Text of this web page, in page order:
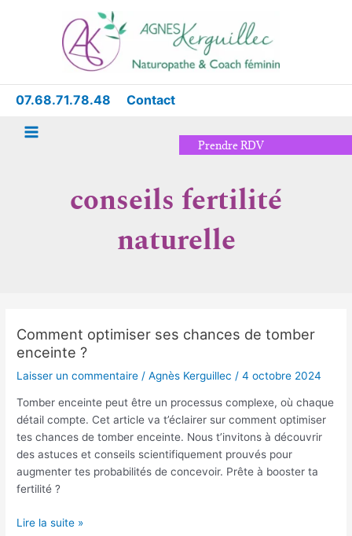
07.68.71.78.48 Contact
Menu
Prendre RDV
conseils fertilité
naturelle
Comment optimiser ses chances de tomber
enceinte ?
Laisser un commentaire /Agnès Kerguillec /4 octobre 2024
Tomber enceinte peut être un processus complexe, où chaque
détail compte. Cet article va t’éclairer sur comment optimiser
tes chances de tomber enceinte. Nous t’invitons à découvrir
des astuces et conseils scientifiquement prouvés pour
augmenter tes probabilités de concevoir. Prête à booster ta
fertilité ?
Comment
optimiser
de
tomber
enceinte
?
Lire la suite »